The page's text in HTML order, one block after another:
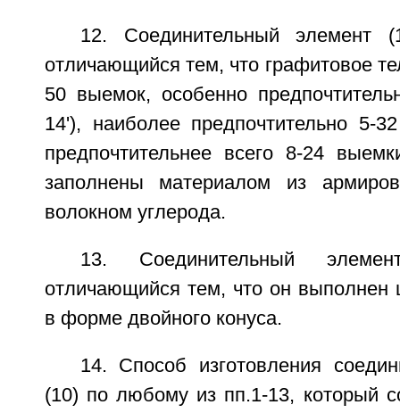
12. Соединительный
отличающийся тем, что графитовое
50 выемок, особенно
14'), наиболее предпочтительно 5-
предпочтительнее всего 8-24
заполнены материалом из
волокном углерода.
13. Соединительный
отличающийся тем, что он выполнен
в форме двойного конуса.
14. Способ изготовления
(10) по любому из пп.1-13, который